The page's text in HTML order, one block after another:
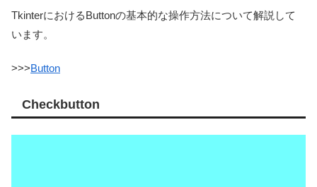
TkinterにおけるButtonの基本的な操作方法について解説して
います。
>>>Button
Checkbutton